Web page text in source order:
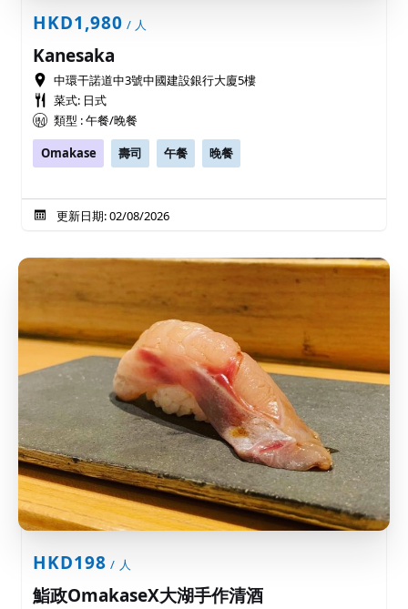
HKD1,980 / 人
Kanesaka
中環干諾道中3號中國建設銀行大廈5樓
菜式: 日式
類型 : 午餐/晚餐
Omakase
壽司 午餐 晚餐
更新日期: 02/08/2026
HKD198 / 人
鮨政OmakaseX大湖手作清酒